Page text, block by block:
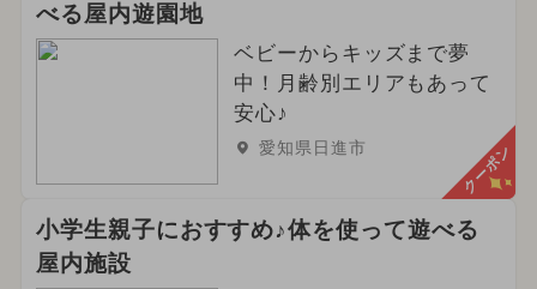
べる屋内遊園地
ベビーからキッズまで夢
中！月齢別エリアもあって
安心♪
愛知県日進市 クーポン
小学生親子におすすめ♪体を使って遊べる
屋内施設